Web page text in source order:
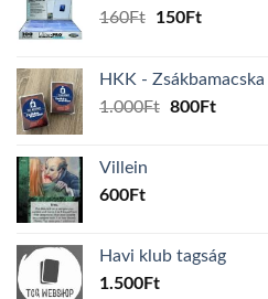
160Ft
Original
160Ft.
150FtCurrent
150Ft.
HKK - Zsákbamacska
1.000Ft Original
800FtCurrent
Villein
600Ft
Havi klub tagság
1.500Ft